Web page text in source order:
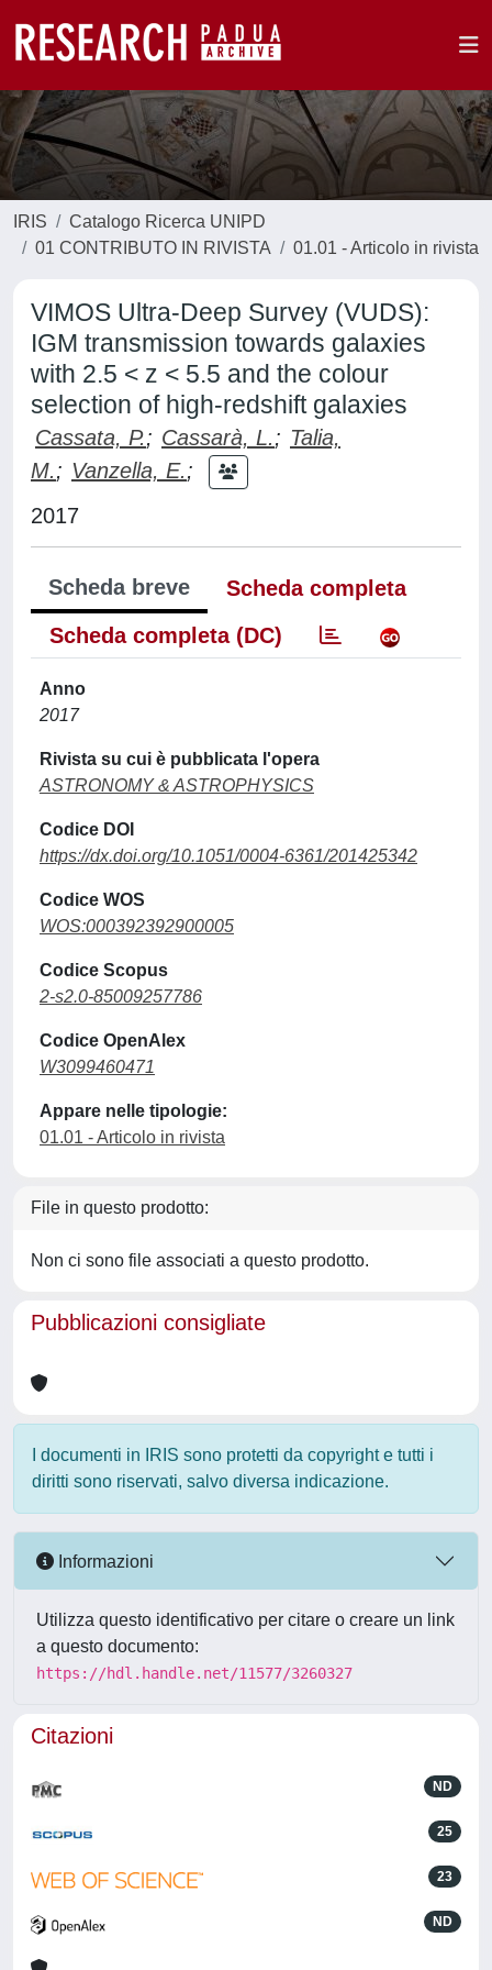
IRIS
Catalogo Ricerca UNIPD
01 CONTRIBUTO IN RIVISTA
01.01 - Articolo in rivista
VIMOS Ultra-Deep Survey (VUDS):
IGM transmission towards galaxies
with 2.5 < z < 5.5 and the colour
selection of high-redshift galaxies
Cassata, P.; Cassarà, L.; Talia,
M.; Vanzella, E.;
2017
Scheda breve
Scheda completa
Scheda completa (DC)
Anno
2017
Rivista su cui è pubblicata l'opera
ASTRONOMY & ASTROPHYSICS
Codice DOI
https://dx.doi.org/10.1051/0004-6361/201425342
Codice WOS
WOS:000392392900005
Codice Scopus
2-s2.0-85009257786
Codice OpenAlex
W3099460471
Appare nelle tipologie:
01.01 - Articolo in rivista
File in questo prodotto:
Non ci sono file associati a questo prodotto.
Pubblicazioni consigliate
I documenti in IRIS sono protetti da copyright e tutti i
diritti sono riservati, salvo diversa indicazione.
Informazioni
Utilizza questo identificativo per citare o creare un link
a questo documento:
https://hdl.handle.net/11577/3260327
Citazioni
ND
25
23
ND